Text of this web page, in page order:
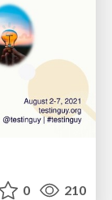
0 210